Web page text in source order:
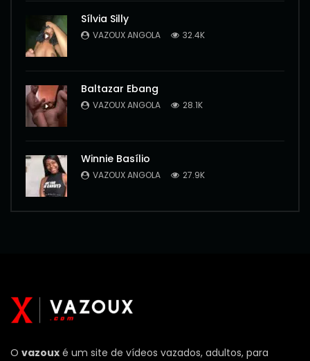
Sílvia Silly
VAZOUX ANGOLA 32.4K
Baltazar Ebang
VAZOUX ANGOLA 28.1K
Winnie Basílio
VAZOUX ANGOLA 27.9K
O vazoux é um site de vídeos vazados, adultos, para